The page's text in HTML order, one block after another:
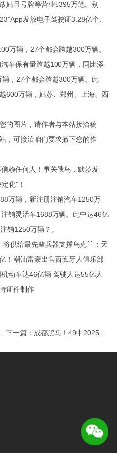
姑且号牌等营业5395万笔。别
发放电子驾驶证3.28亿个、
辆，27个都会跨越300万辆。
车保有量跨越100万辆，同比添
，27个都会跨越300万辆。此
600万辆，姑苏、郑州、上海、西
图片，请作者与本站接洽稿
，可接洽咱们要求撤下您的作
赖任何人！事关俄乌，默茨发
化”！
辆，新注册注销汽车1250万
销灵活车1688万辆。此中达46亿
销1250万辆？。
供给最先辈兵器支撑乌克兰；天
！潮汕富豪出售西班牙人俱乐部
动车达46亿辆 驾驶人达55亿人
证件制作
下一篇： 成都黑马！49中2025年
教师储备公告